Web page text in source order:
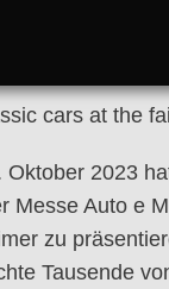
Oktober 2023
Messe Auto e
zu
Tausende